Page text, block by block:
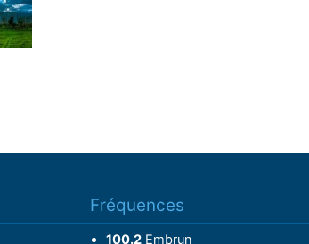
Fréquences
100.2Embrun